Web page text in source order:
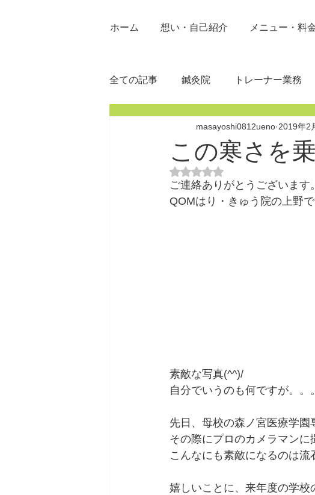
ホーム 想い・自己紹介 メニュー・料
全ての記事 鍼灸院 トレーナー業務
この寒さを
masayoshi0812ueno 2019年2
5つ星のうちNaNと評価されて
ご連絡ありがとうございます。
QOMはり・きゅう院の上野
素敵な写真(^^)/
自分でいうのも何ですが。。
先日、母校の森ノ宮医療学園
その際にプロのカメラマン
こんなにも素敵になるのは流
嬉しいことに、来年度の学